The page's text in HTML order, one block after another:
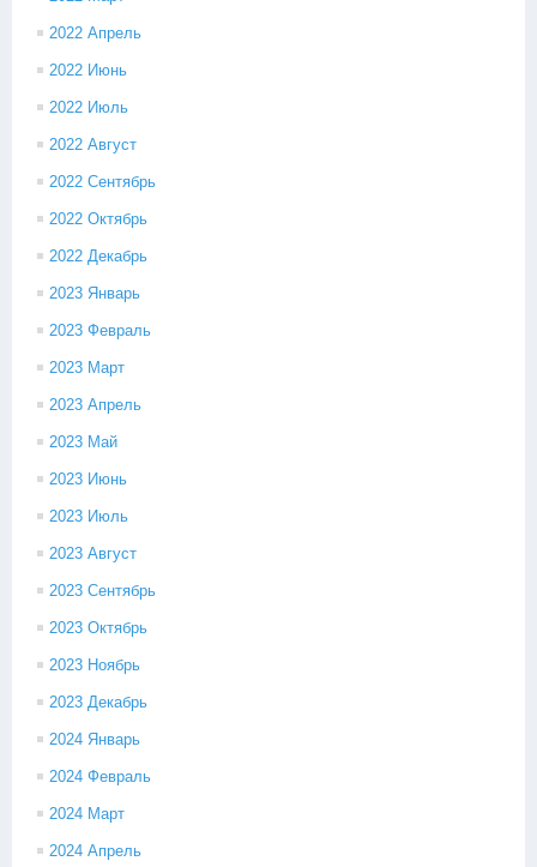
2022 Апрель
2022 Июнь
2022 Июль
2022 Август
2022 Сентябрь
2022 Октябрь
2022 Декабрь
2023 Январь
2023 Февраль
2023 Март
2023 Апрель
2023 Май
2023 Июнь
2023 Июль
2023 Август
2023 Сентябрь
2023 Октябрь
2023 Ноябрь
2023 Декабрь
2024 Январь
2024 Февраль
2024 Март
2024 Апрель